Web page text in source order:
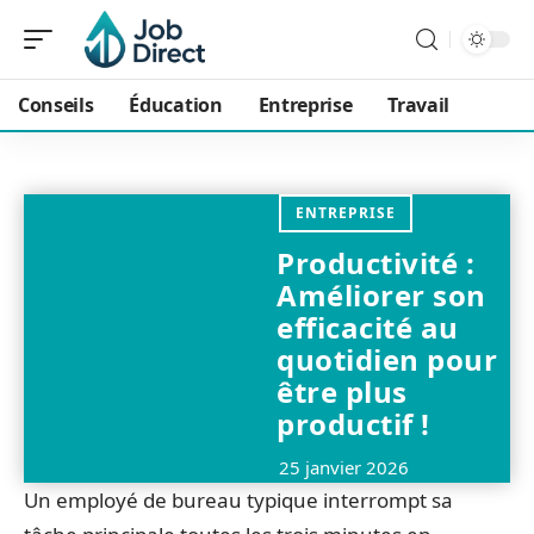
Conseils Éducation Entreprise Travail
ENTREPRISE
Productivité :
Améliorer son
efficacité au
quotidien pour
être plus
productif !
25 janvier 2026
Un employé de bureau typique interrompt sa